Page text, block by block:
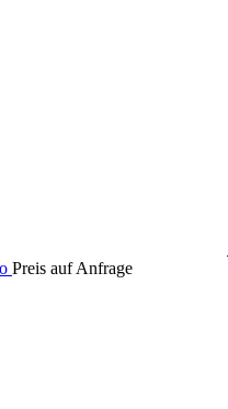
Preis auf Anfrage